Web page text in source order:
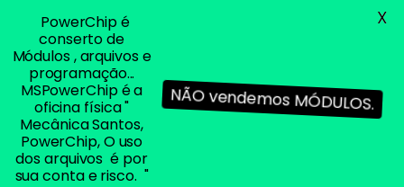
PowerChip é
conserto de
Módulos , arquivos e
programação...
MSPowerChip é a
oficina física "
Mecânica Santos,
PowerChip, O uso
dos arquivos é por
sua conta e risco. "
NÃO vendemos MÓDULOS.
X